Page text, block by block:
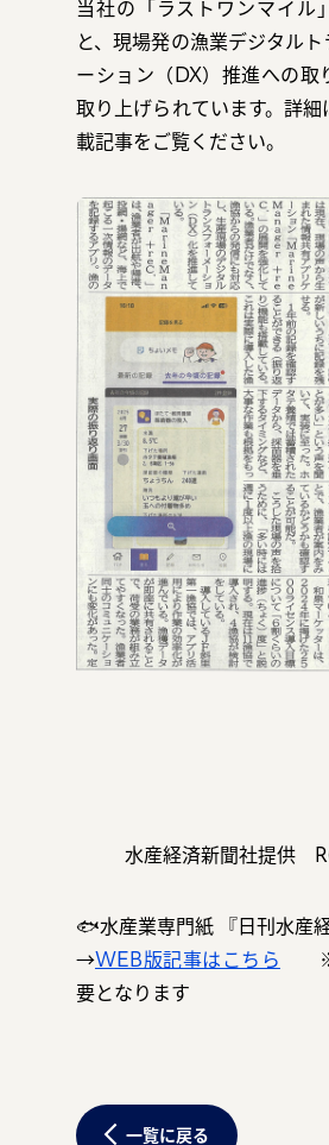
お知らせ
資料ダウンロ
お問い合
運営会社：日本事務器株式会社
© 2021 Nippon Jimuki Co., Ltd.
当社の「ラストワンマイル
と、現場発の漁業デジタル
ーション（DX）推進への取
取り上げられています。詳
載記事をご覧ください。
水産経済新聞社提供
🐟水産業専門紙 『日刊水産
→WEB版記事はこちら
要となります
一覧に戻る